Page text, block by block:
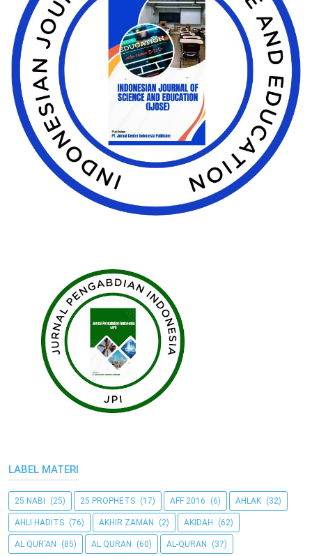
LABEL MATERI
25 NABI (25) 25 PROPHETS (17) AFF 2016 (6) AHLAK (32)
AHLI HADITS (76) AKHIR ZAMAN (2) AKIDAH (62)
AL QUR'AN (85) AL QURAN (60) AL-QURAN (37)